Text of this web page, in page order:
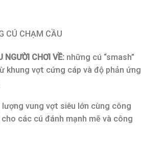
CÚ CHẠM CẦU
NGƯỜI CHƠI VỀ: những cú “smash”
khung vợt cứng cáp và độ phản ứng
vung vợt siêu lớn cùng công
các cú đánh mạnh mẽ và công